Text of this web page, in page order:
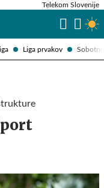
Liga prvakov Sobotni
Telekom Slovenije